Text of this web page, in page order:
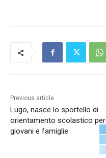
Previous article
Lugo, nasce lo sportello di
orientamento scolastico per
giovani e famiglie